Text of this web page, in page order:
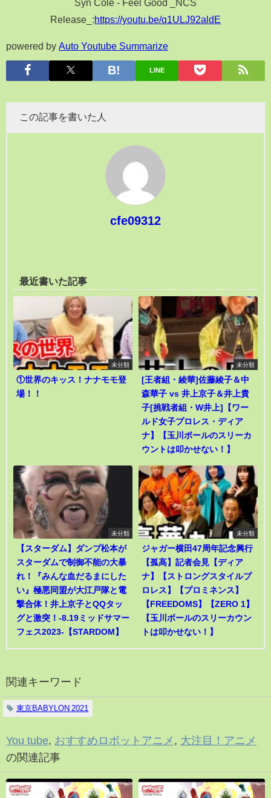
Syn Cole - Feel Good _NCS
Release_:https://youtu.be/q1ULJ92aldE
powered by Auto Youtube Summarize
LINE
この記事を書いた人
cfe09312
最近書いた記事
未分類
①世界のキッス！ナナモモ登
場！！
未分類
[王者組・綾華]佐藤綾子＆中
森華子 vs 井上京子＆井上貴
子[挑戦者組・W井上]【ワー
ルド女子プロレス・ディア
ナ】【玉川ボールのスリーカ
ウントは叩かせない！】
未分類
【スターダム】ダンプ松本が
スターダムで制御不能の大暴
れ！『みんな血だるまにした
い』極悪同盟が大江戸隊と電
撃合体！井上京子とQQタッ
グと激突！-8.19ミッドサマー
フェス2023-【STARDOM】
未分類
ジャガー横田47周年記念興行
【孤高】記者会見【ディア
ナ】【ストロングスタイルプ
ロレス】【プロミネンス】
【FREEDOMS】【ZERO 1】
【玉川ボールのスリーカウン
トは叩かせない！】
関連キーワード
東京BABYLON 2021
You tube, おすすめロボットアニメ , 大注目！アニメ
の関連記事